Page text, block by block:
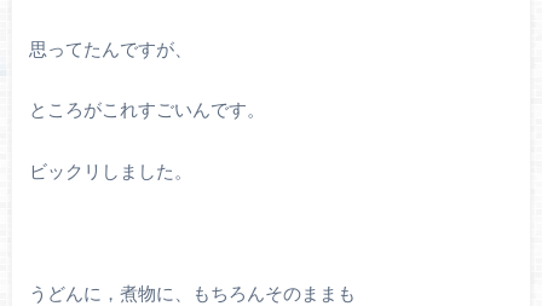
思ってたんですが、
ところがこれすごいんです。
ビックリしました。
うどんに，煮物に、もちろんそのままも